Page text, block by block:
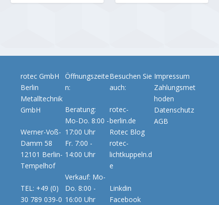
rotec GmbH
Berlin
Metalltechnik
GmbH
Werner-Voß-
Damm 58
12101 Berlin-
Tempelhof
TEL: +49 (0)
30 789 039-0
Öffnungszeite
n:
Beratung:
Mo-Do. 8:00 -
17:00 Uhr
Fr. 7:00 -
14:00 Uhr
Verkauf: Mo-
Do. 8:00 -
16:00 Uhr
Besuchen Sie
auch:
rotec-
berlin.de
Rotec Blog
rotec-
lichtkuppeln.d
e
Linkdin
Facebook
Impressum
Zahlungsmet
hoden
Datenschutz
AGB